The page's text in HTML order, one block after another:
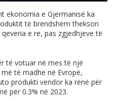
ekonomia e Gjermanisë ka
të brendshëm thekson
e re, pas zgjedhjeve të
të votuar në mes të një
të madhe në Evropë,
produkti vendor ka rënë për
për 0.3% në 2023.